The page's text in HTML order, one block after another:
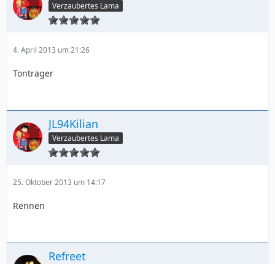
Verzaubertes Lama
4. April 2013 um 21:26
Tonträger
JL94Kilian
Verzaubertes Lama
25. Oktober 2013 um 14:17
Rennen
Refreet